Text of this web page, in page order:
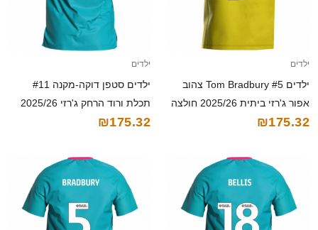
ילדים
ילדים Tom Bradbury #5 צהוב
אפור ג'רזי ביתית 2025/26 חולצה
קצרה
₪175.32
ילדים
ילדים סטפן דוקה-מקנה #11
תכלת ורוד הרחק ג'רזי 2025/26
חולצה קצרה
₪175.32